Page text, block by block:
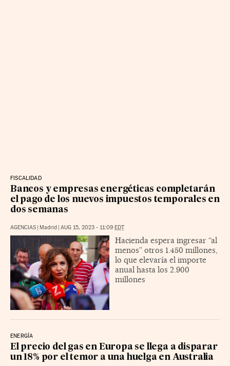
FISCALIDAD
Bancos y empresas energéticas completarán
el pago de los nuevos impuestos temporales en
dos semanas
AGENCIAS | Madrid | AUG 15, 2023 - 11:09 EDT
Hacienda espera ingresar “al
menos” otros 1.450 millones,
lo que elevaría el importe
anual hasta los 2.900
millones
ENERGÍA
El precio del gas en Europa se llega a disparar
un 18% por el temor a una huelga en Australia